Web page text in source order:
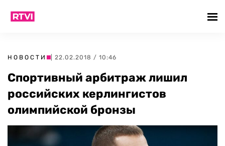
НОВОСТИ | 22.02.2018 / 10:46
Спортивный арбитраж лишил
российских керлингистов
олимпийской бронзы